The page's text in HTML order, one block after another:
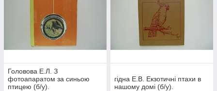
Головова Е.Л. З
фотоапаратом за синьою
птицею (б/у).
гідна Е.В. Екзотичні птахи в
нашому домі (б/у).